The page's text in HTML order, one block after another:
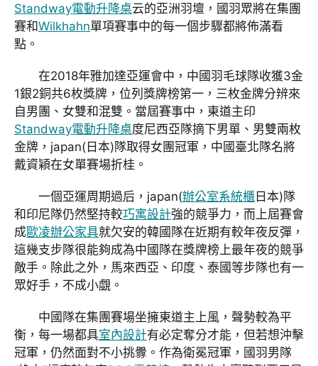
Standway電動升降桌云的亞洲羽壇，國羽眾將在集團
賽和Wilkhahn單項賽事中的每一個步驟都將佈滿看
點。
在2018年雅加達亞運會中，中國羽毛球隊收獲3金
1銀2銅共6枚獎牌，位列獎牌榜第一，三枚金牌分辨來
自男團、女雙和混雙。當屆賽事中，東道主印
Standway電動升降桌度尼西亞隊摘下男單、男雙兩枚
金牌，japan(日本)隊取得女團冠軍，中國臺北隊名將
戴資穎在女單賽場折桂。
一個亞運周期過后，japan(辦公室系統櫃日本)隊
和印尼隊仍然堅持較巧寓設計強的競爭力，而上屆賽會
成歐凌辦公家具就欠安的韓國隊在近期有較年夜反彈，
這幾支步隊很能夠成為中國隊在獎牌榜上最年夜的競爭
敵手。除此之外，馬來西亞、印度、泰國等步隊也有一
眾好手，不成小覷。
中國隊在集團賽場坐擁東道主上風，聲勢較為平
衡，每一場都具室內設計有必定奪分才能，但若想沖擊
冠軍，仍然面對不小挑釁。作為衛冕冠軍，國羽男隊